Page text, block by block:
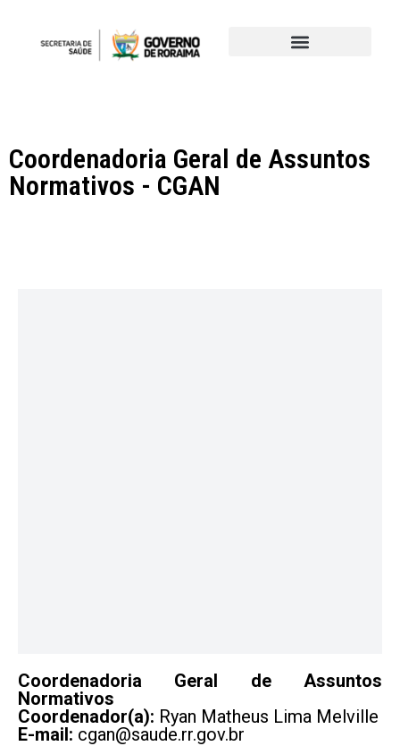
Coordenadoria Geral de Assuntos
Normativos - CGAN
Coordenadoria Geral de Assuntos
Normativos
Coordenador(a): Ryan Matheus Lima Melville
E-mail: cgan@saude.rr.gov.br